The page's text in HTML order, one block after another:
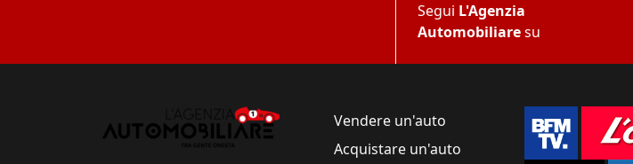
Segui L'Agenzia
Automobiliaresu
Vendere un'auto
Acquistare un'auto